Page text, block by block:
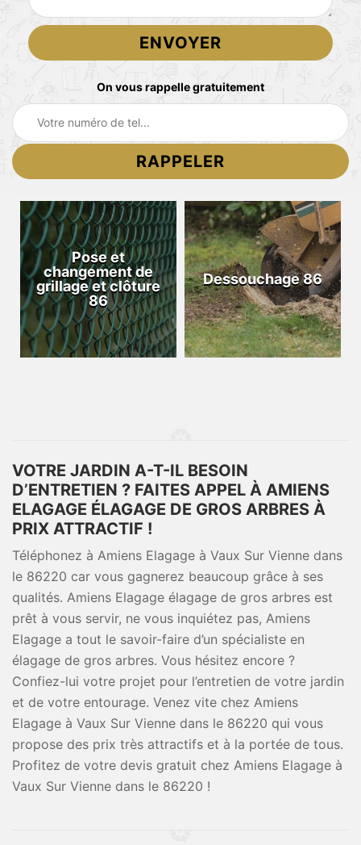
On vous rappelle gratuitement
Pose et
changement de
grillage et clôture
86
Dessouchage 86
VOTRE JARDIN A-T-IL BESOIN
D’ENTRETIEN ? FAITES APPEL À AMIENS
ELAGAGE ÉLAGAGE DE GROS ARBRES À
PRIX ATTRACTIF !
Téléphonez à Amiens Elagage à Vaux Sur Vienne dans
le 86220 car vous gagnerez beaucoup grâce à ses
qualités. Amiens Elagage élagage de gros arbres est
prêt à vous servir, ne vous inquiétez pas, Amiens
Elagage a tout le savoir-faire d’un spécialiste en
élagage de gros arbres. Vous hésitez encore ?
Confiez-lui votre projet pour l’entretien de votre jardin
et de votre entourage. Venez vite chez Amiens
Elagage à Vaux Sur Vienne dans le 86220 qui vous
propose des prix très attractifs et à la portée de tous.
Profitez de votre devis gratuit chez Amiens Elagage à
Vaux Sur Vienne dans le 86220 !